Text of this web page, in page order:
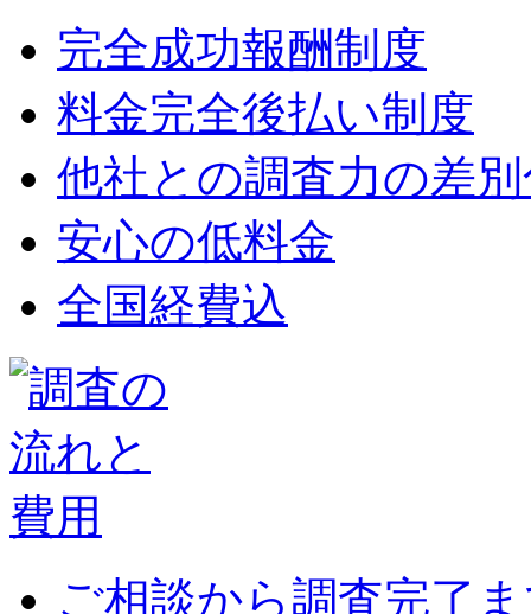
完全成功報酬制度
料金完全後払い制度
他社との調査力の差
安心の低料金
全国経費込
ご相談から調査完了